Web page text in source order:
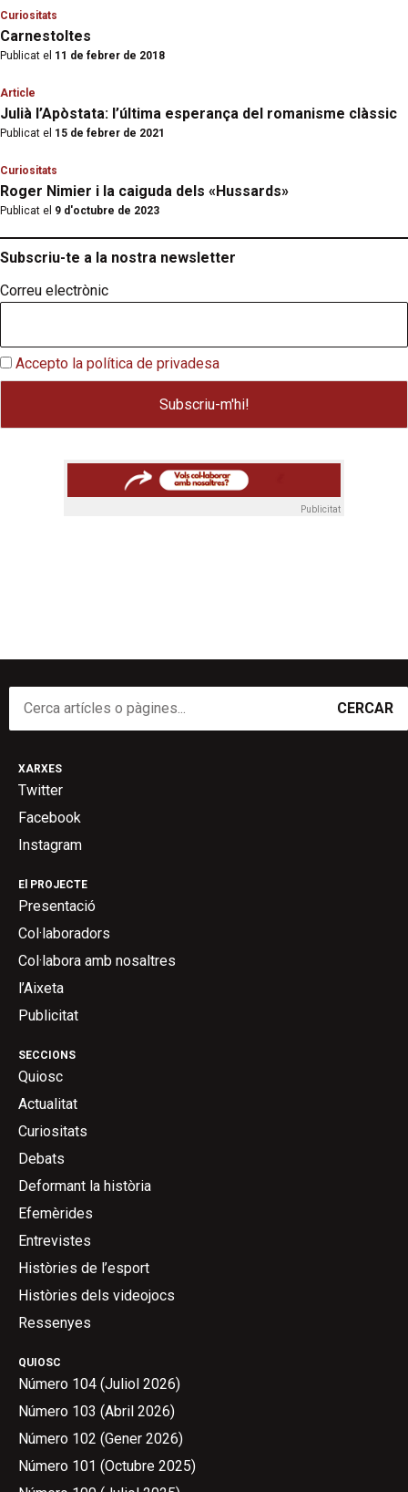
Curiositats
Carnestoltes
Publicat el 11 de febrer de 2018
Article
Julià l’Apòstata: l’última esperança del romanisme clàssic
Publicat el 15 de febrer de 2021
Curiositats
Roger Nimier i la caiguda dels «Hussards»
Publicat el 9 d'octubre de 2023
Subscriu-te a la nostra newsletter
Correu electrònic
Accepto la política de privadesa
Publicitat
CERCAR
QUIOSC
Número 104 (Juliol 2026)
Número 103 (Abril 2026)
Número 102 (Gener 2026)
Número 101 (Octubre 2025)
SECCIONS
Quiosc
Actualitat
Curiositats
Debats
Deformant la història
Efemèrides
Entrevistes
Històries de l’esport
Històries dels videojocs
Ressenyes
El PROJECTE
Presentació
Col·laboradors
Col·labora amb nosaltres
l’Aixeta
Publicitat
XARXES
Twitter
Facebook
Instagram